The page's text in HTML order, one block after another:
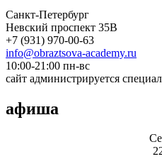
Санкт-Петербург
Невский проспект 35В
+7 (931) 970-00-63
info@obraztsova-academy.ru
10:00-21:00 пн-вс
сайт администрируется
афиша